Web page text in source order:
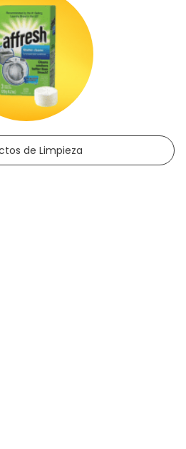
Poliuretano
de Limpieza